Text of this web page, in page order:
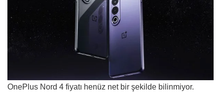
OnePlus Nord 4 fiyatı henüz net bir şekilde bilinmiyor.